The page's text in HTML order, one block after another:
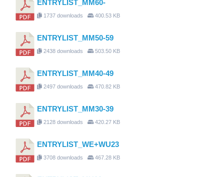
ENTRYLIST_MM60-
1737 downloads 400.53 KB
ENTRYLIST_MM50-59
2438 downloads 503.50 KB
ENTRYLIST_MM40-49
2497 downloads 470.82 KB
ENTRYLIST_MM30-39
2128 downloads 420.27 KB
ENTRYLIST_WE+WU23
3708 downloads 467.28 KB